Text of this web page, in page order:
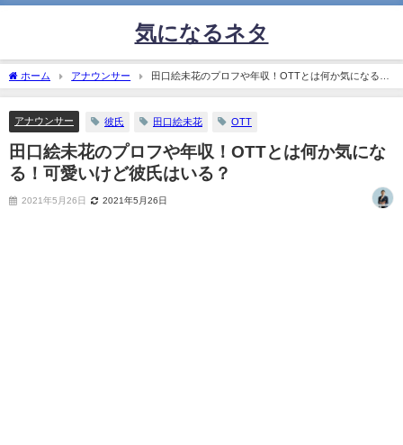
気になるネタ
ホーム アナウンサー
田口絵未花のプロフや年収！OTTとは何か気になる！
可愛いけど彼氏はいる？
アナウンサー 彼氏 田口絵未花 OTT
田口絵未花のプロフや年収！OTTとは何か気にな
る！可愛いけど彼氏はいる？
2021年5月26日 2021年5月26日